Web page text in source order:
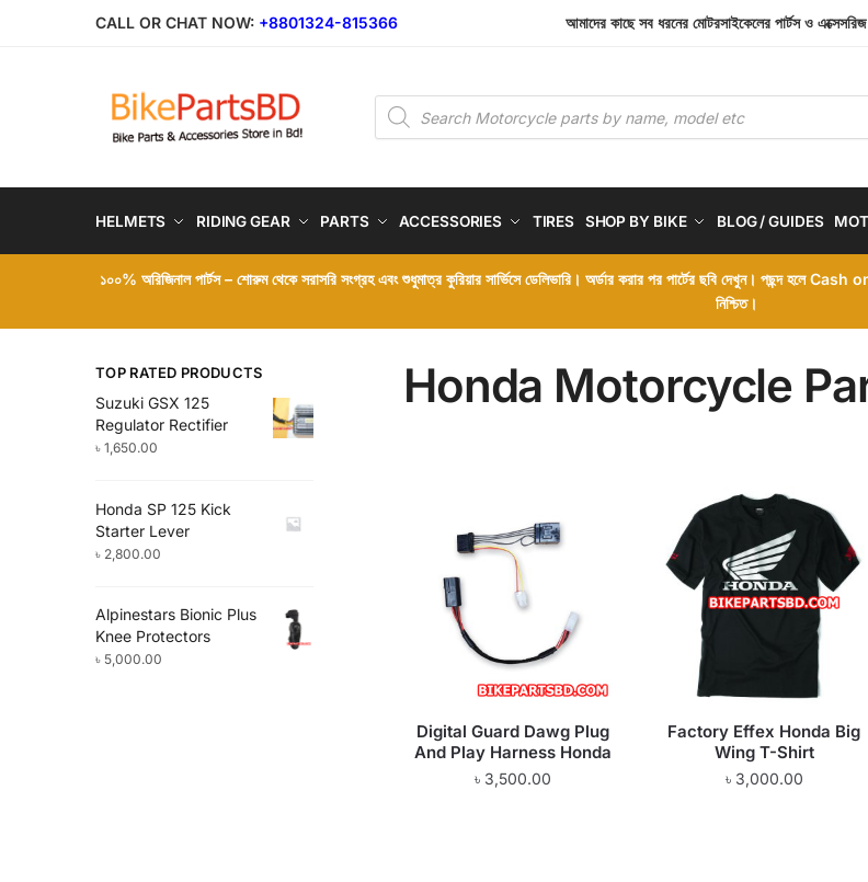
CALL OR CHAT NOW: +8801324-815366 আমাদের কাছে সব ধরনের মোটরসাইকেলের পার্টস ও
Products
search
HELMETS RIDING GEAR PARTS ACCESSORIES TIRES SHOP BY BIKE BLOG / GUIDES
১০০% অরিজিনাল পার্টস – শোরুম থেকে সরাসরি সংগ্রহ এবং শুধুমাত্র কুরিয়ার সার্ভিসে ডেলিভারি। অর্ডার করার পর পার্টের ছবি দেখুন। পছন্দ হলে
নিশ্চিত।
Honda Motorcycle
Digital Guard Dawg Plug
And Play Harness Honda
৳ 3,500.00
Factory Effex Honda Big
Wing T-Shirt
৳ 3,000.00
TOP RATED PRODUCTS
Suzuki GSX 125
Regulator Rectifier
৳ 1,650.00
Honda SP 125 Kick
Starter Lever
৳ 2,800.00
Alpinestars Bionic Plus
Knee Protectors
৳ 5,000.00